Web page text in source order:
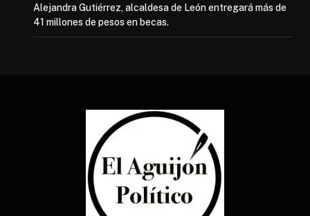
Alejandra Gutiérrez, alcaldesa de León entregará más de
41 millones de pesos en becas.